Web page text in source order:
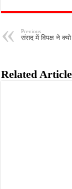
Previous
संसद में विपक्ष ने
Related